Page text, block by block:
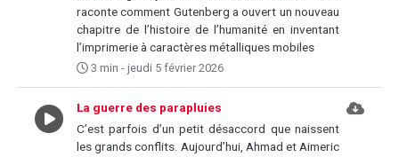
raconte comment Gutenberg a ouvert un nouveau
chapitre de l’histoire de l’humanité en inventant
l’imprimerie à caractères métalliques mobiles
3 min - jeudi 5 février 2026
La guerre des parapluies
C’est parfois d’un petit désaccord que naissent
les grands conflits. Aujourd’hui, Ahmad et Aimeric